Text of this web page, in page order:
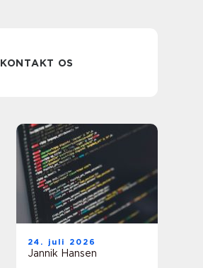
KONTAKT OS
24. juli 2026
Jannik Hansen